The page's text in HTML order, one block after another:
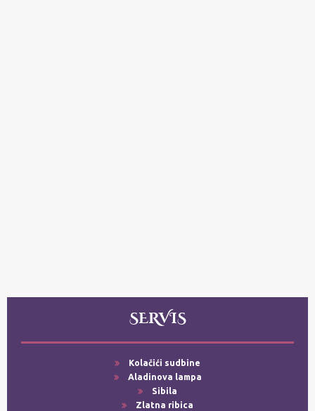
SERVIS
Kolačići sudbine
Aladinova lampa
Sibila
Zlatna ribica